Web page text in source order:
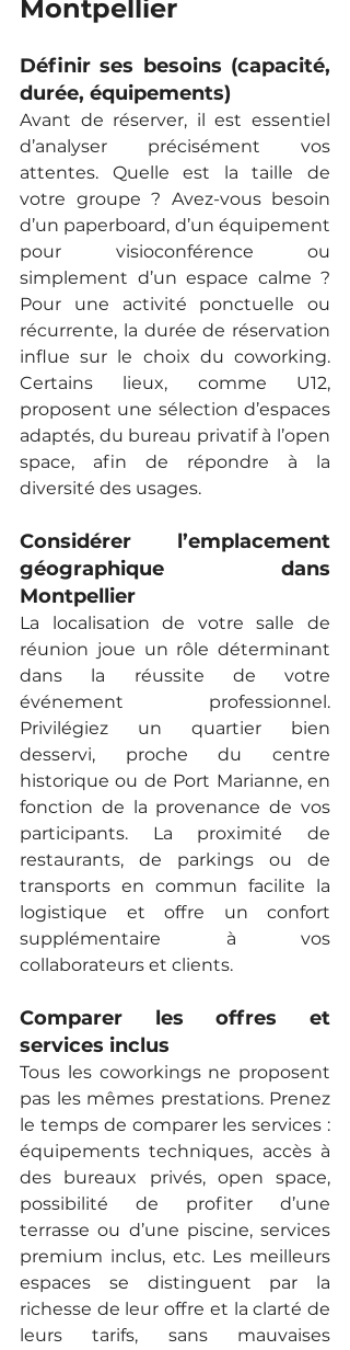
Montpellier
Définir ses besoins (capacité,
durée, équipements)
Avant de réserver, il est essentiel
d’analyser précisément vos
attentes. Quelle est la taille de
votre groupe ? Avez-vous besoin
d’un paperboard, d’un équipement
pour visioconférence ou
simplement d’un espace calme ?
Pour une activité ponctuelle ou
récurrente, la durée de réservation
influe sur le choix du coworking.
Certains lieux, comme U12,
proposent une sélection d’espaces
adaptés, du bureau privatif à l’open
space, afin de répondre à la
diversité des usages.
Considérer l’emplacement
géographique dans
Montpellier
La localisation de votre salle de
réunion joue un rôle déterminant
dans la réussite de votre
événement professionnel.
Privilégiez un quartier bien
desservi, proche du centre
historique ou de Port Marianne, en
fonction de la provenance de vos
participants. La proximité de
restaurants, de parkings ou de
transports en commun facilite la
logistique et offre un confort
supplémentaire à vos
collaborateurs et clients.
Comparer les offres et
services inclus
Tous les coworkings ne proposent
pas les mêmes prestations. Prenez
le temps de comparer les services :
équipements techniques, accès à
des bureaux privés, open space,
possibilité de profiter d’une
terrasse ou d’une piscine, services
premium inclus, etc. Les meilleurs
espaces se distinguent par la
richesse de leur offre et la clarté de
leurs tarifs, sans mauvaises